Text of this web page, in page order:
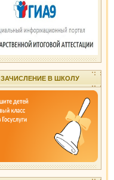
ЗАЧИСЛЕНИЕ В ШКОЛУ